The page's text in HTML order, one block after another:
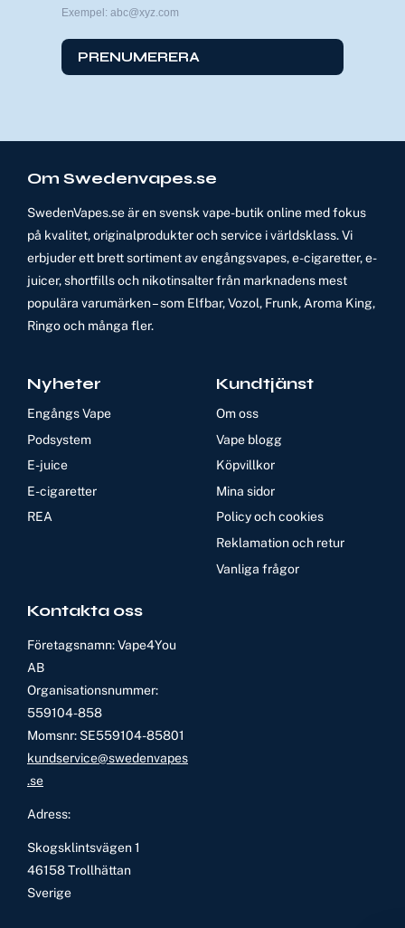
Exempel: abc@xyz.com
PRENUMERERA
Om Swedenvapes.se
SwedenVapes.se är en svensk vape-butik online med fokus
på kvalitet, originalprodukter och service i världsklass. Vi
erbjuder ett brett sortiment av engångsvapes, e-cigaretter, e-
juicer, shortfills och nikotinsalter från marknadens mest
populära varumärken – som Elfbar, Vozol, Frunk, Aroma King,
Ringo och många fler.
Nyheter
Engångs Vape
Podsystem
E-juice
E-cigaretter
REA
Kundtjänst
Om oss
Vape blogg
Köpvillkor
Mina sidor
Policy och cookies
Reklamation och retur
Vanliga frågor
Kontakta oss
Företagsnamn: Vape4You
AB
Organisationsnummer:
559104-858
Momsnr: SE559104-85801
kundservice@swedenvapes
.se
Adress:
Skogsklintsvägen 1
46158 Trollhättan
Sverige